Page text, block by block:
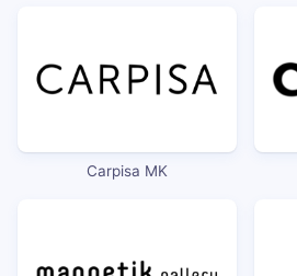
Carpisa MK